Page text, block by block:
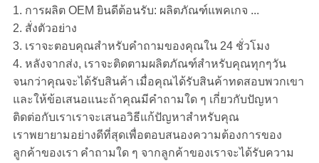
1. การผลิต OEM ยินดีต้อนรับ: ผลิตภัณฑ์แพคเกจ ...
2. สั่งตัวอย่าง
3. เราจะตอบคุณสำหรับคำถามของคุณใน 24 ชั่วโมง
4. หลังจากส่ง, เราจะติดตามผลิตภัณฑ์สำหรับคุณทุกๆวัน
จนกว่าคุณจะได้รับสินค้า เมื่อคุณได้รับสินค้าทดสอบพวกเขา
และให้ข้อเสนอแนะถ้าคุณมีคำถามใด ๆ เกี่ยวกับปัญหา
ติดต่อกับเราเราจะเสนอวิธีแก้ปัญหาสำหรับคุณ
เราพยายามอย่างดีที่สุดเพื่อตอบสนองความต้องการของ
ลูกค้าของเรา คำถามใด ๆ จากลูกค้าของเราจะได้รับความ